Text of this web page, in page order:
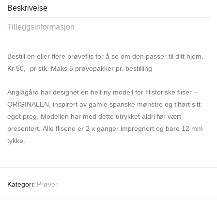
Beskrivelse
Tilleggsinformasjon
Bestill en eller flere prøveflis for å se om den passer til ditt hjem.
Kr 50,- pr stk. Maks 5 prøvepakker pr. bestilling
Änglagård har designet en helt ny modell for Historiske fliser –
ORIGINALEN, inspirert av gamle spanske mønstre og tilført sitt
eget preg. Modellen har med dette utrykket aldri før vært
presentert. Alle flisene er 2 x ganger impregnert og bare 12 mm
tykke.
Kategori: Prøver